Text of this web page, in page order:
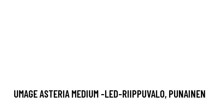
UMAGE ASTERIA MEDIUM -LED-RIIPPUVALO, PUNAINEN